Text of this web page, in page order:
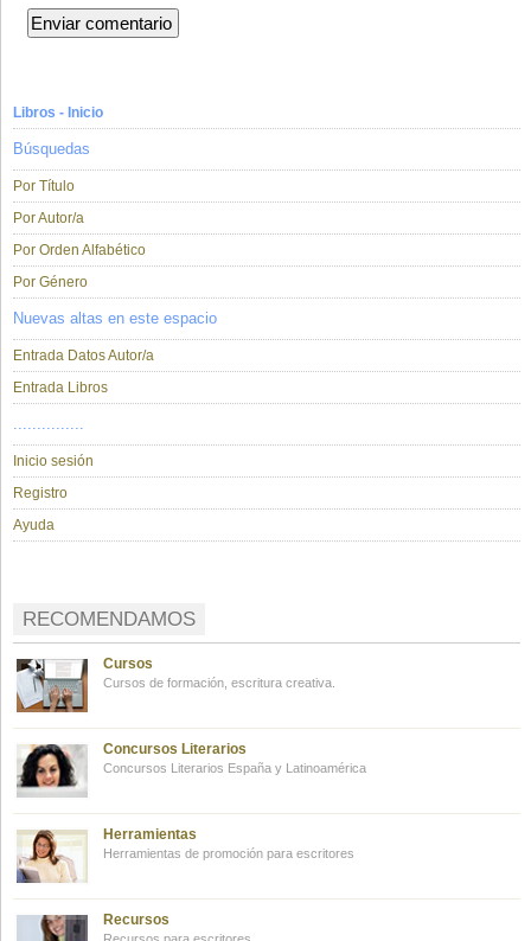
Libros - Inicio
Búsquedas
Por Título
Por Autor/a
Por Orden Alfabético
Por Género
Nuevas altas en este espacio
Entrada Datos Autor/a
Entrada Libros
...............
Inicio sesión
Registro
Ayuda
RECOMENDAMOS
Cursos
Cursos de formación, escritura creativa.
Concursos Literarios
Concursos Literarios España y Latinoamérica
Herramientas
Herramientas de promoción para escritores
Recursos